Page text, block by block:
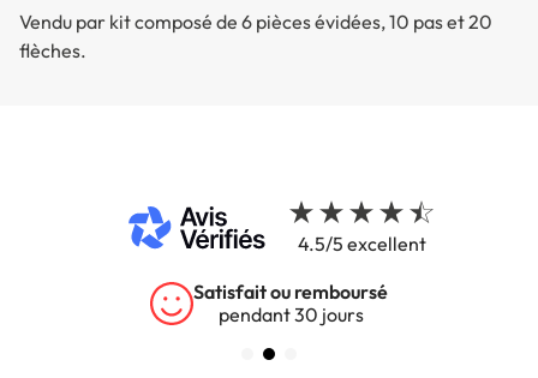
Vendu par kit composé de 6 pièces évidées, 10 pas et 20
flèches.
4.5/5 excellent
Satisfait ou remboursé
pendant 30 jours